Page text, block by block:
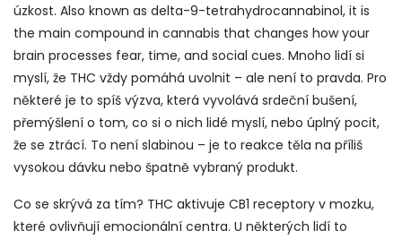
úzkost. Also known as delta-9-tetrahydrocannabinol, it is
the main compound in cannabis that changes how your
brain processes fear, time, and social cues. Mnoho lidí si
myslí, že THC vždy pomáhá uvolnit – ale není to pravda. Pro
některé je to spíš výzva, která vyvolává srdeční bušení,
přemýšlení o tom, co si o nich lidé myslí, nebo úplný pocit,
že se ztrácí. To není slabinou – je to reakce těla na příliš
vysokou dávku nebo špatně vybraný produkt.
Co se skrývá za tím? THC aktivuje CB1 receptory v mozku,
které ovlivňují emocionální centra. U některých lidí to